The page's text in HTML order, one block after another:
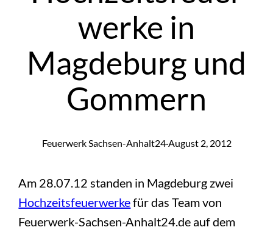
werke in
Magdeburg und
Gommern
Feuerwerk Sachsen-Anhalt24·August 2, 2012
Am 28.07.12 standen in Magdeburg zwei
Hochzeitsfeuerwerkefür das Team von
Feuerwerk-Sachsen-Anhalt24.de auf dem